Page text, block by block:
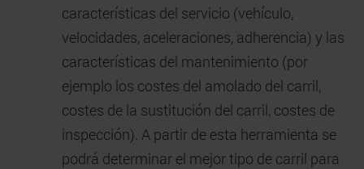
características del servicio (vehículo,
velocidades, aceleraciones, adherencia) y las
características del mantenimiento (por
ejemplo los costes del amolado del carril,
costes de la sustitución del carril, costes de
inspección). A partir de esta herramienta se
podrá determinar el mejor tipo de carril para